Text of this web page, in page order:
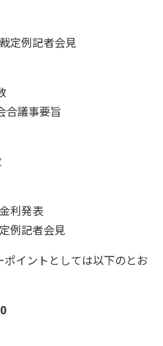
定例記者会見
合議事要旨
利発表
例記者会見
イントとしては以下のとお